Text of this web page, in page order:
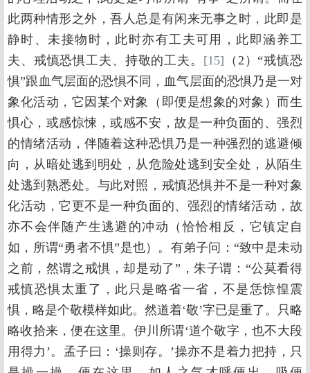
此两种情形之外，吾人总是有闲来无事之时，此即是
静时、未接物时，此时亦有工夫可用，此即涵养工
夫、戒慎恐惧工夫、持敬的工夫。 [15] （2）“戒慎恐
惧”跟血气层面的恐惧不同，血气层面的恐惧乃是一对
象化活动，它因某个对象（即便是想象的对象）而生
惧心，或感惊悚，或感不安，故是一种负面的、强烈
的情绪活动，伴随着这种恐惧乃是一种强烈的逃避倾
向，从暗处逃到明处，从危险处逃到安全处，从陌生
处逃到熟悉处。与此对照，戒慎恐惧并不是一种对象
化活动，它更不是一种负面的、强烈的情绪活动，故
亦不会伴随产生逃避的冲动（恰恰相反，它镇定自
如，所谓“勇者不惧”是也）。有弟子问：“致中是未动
之前，然谓之戒惧，却是动了”，朱子谓：“公莫看得
戒慎恐惧太重了，此只是略省一省，不是恁惊惶震
惧，略是个敬模样如此。然道着‘敬’字已是重了。只略
略收拾来，便在这里。伊川所谓‘道个敬字，也不大段
用得力’。孟子曰：‘操则存。’操亦不是着力把持，只